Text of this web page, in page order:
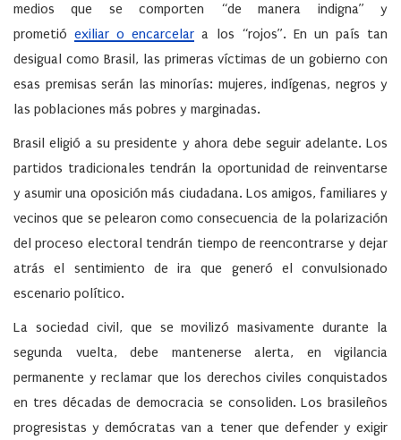
medios que se comporten “de manera indigna” y
prometióexiliar o encarcelar a los “rojos”. En un país tan
desigual como Brasil, las primeras víctimas de un gobierno con
esas premisas serán las minorías: mujeres, indígenas, negros y
las poblaciones más pobres y marginadas.
Brasil eligió a su presidente y ahora debe seguir adelante. Los
partidos tradicionales tendrán la oportunidad de reinventarse
y asumir una oposición más ciudadana. Los amigos, familiares y
vecinos que se pelearon como consecuencia de la polarización
del proceso electoral tendrán tiempo de reencontrarse y dejar
atrás el sentimiento de ira que generó el convulsionado
escenario político.
La sociedad civil, que se movilizó masivamente durante la
segunda vuelta, debe mantenerse alerta, en vigilancia
permanente y reclamar que los derechos civiles conquistados
en tres décadas de democracia se consoliden. Los brasileños
progresistas y demócratas van a tener que defender y exigir